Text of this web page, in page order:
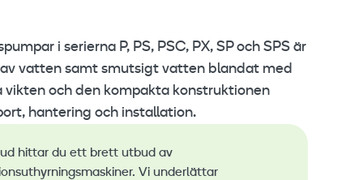
i serierna P, PS, PSC, PX, SP och SPS är
vatten samt smutsigt vatten blandat med
vikten och den kompakta konstruktionen
hantering och installation.
hittar du ett brett utbud av
Vi underlättar